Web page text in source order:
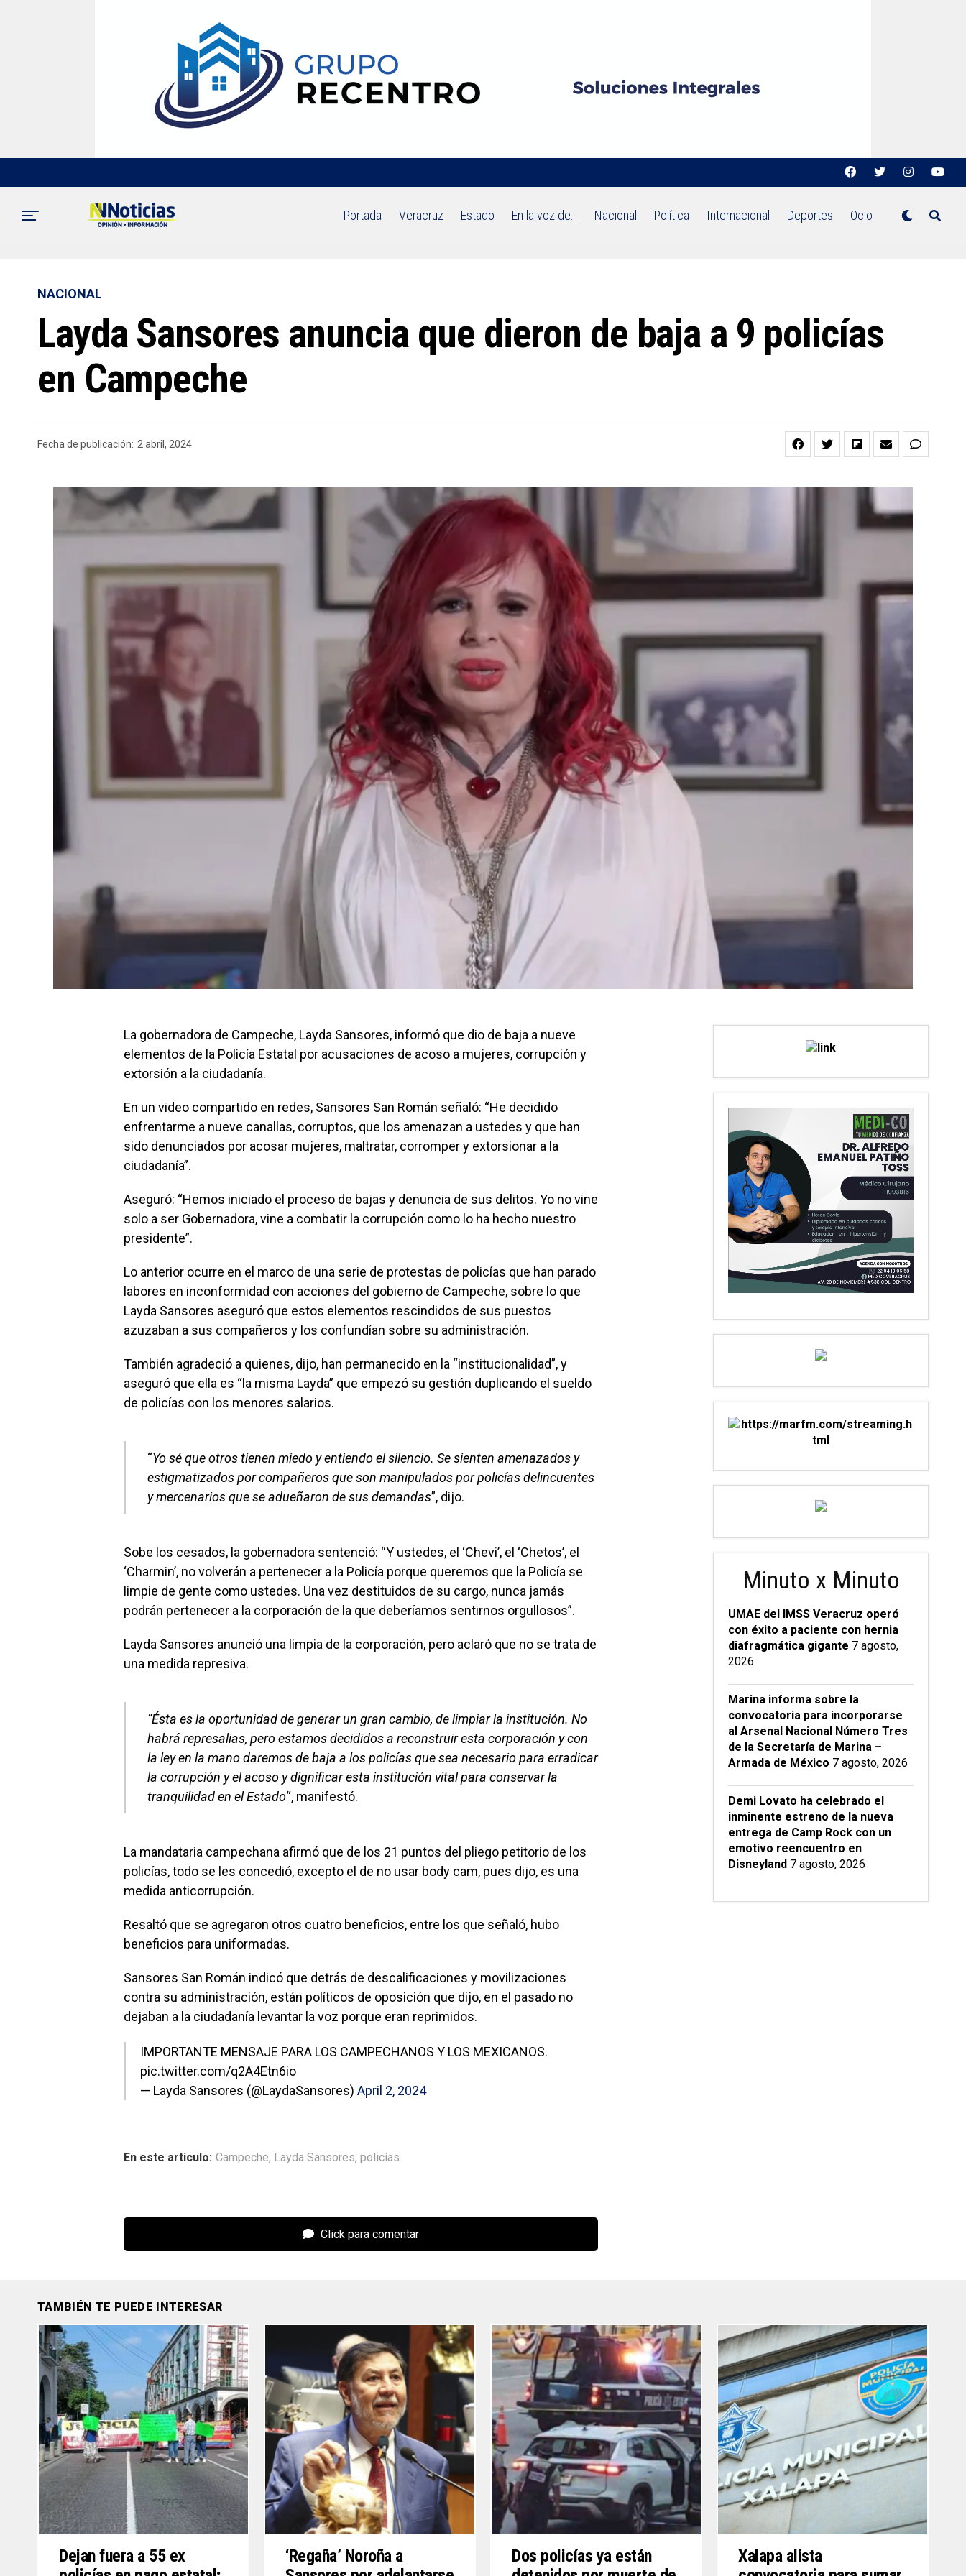
Portada Veracruz Estado En la voz de… Nacional Política Internacional Deportes Ocio
NACIONAL
Layda Sansores anuncia que dieron de baja a 9 policías
en Campeche
Fecha de publicación: 2 abril, 2024
La gobernadora de Campeche, Layda Sansores, informó que dio de baja a nueve
elementos de la Policía Estatal por acusaciones de acoso a mujeres, corrupción y
extorsión a la ciudadanía.
En un video compartido en redes, Sansores San Román señaló: “He decidido
enfrentarme a nueve canallas, corruptos, que los amenazan a ustedes y que han
sido denunciados por acosar mujeres, maltratar, corromper y extorsionar a la
ciudadanía”.
Aseguró: “Hemos iniciado el proceso de bajas y denuncia de sus delitos. Yo no vine
solo a ser Gobernadora, vine a combatir la corrupción como lo ha hecho nuestro
presidente”.
Lo anterior ocurre en el marco de una serie de protestas de policías que han parado
labores en inconformidad con acciones del gobierno de Campeche, sobre lo que
Layda Sansores aseguró que estos elementos rescindidos de sus puestos
azuzaban a sus compañeros y los confundían sobre su administración.
También agradeció a quienes, dijo, han permanecido en la “institucionalidad”, y
aseguró que ella es “la misma Layda” que empezó su gestión duplicando el sueldo
de policías con los menores salarios.
“Yo sé que otros tienen miedo y entiendo el silencio. Se sienten amenazados y
estigmatizados por compañeros que son manipulados por policías delincuentes
y mercenarios que se adueñaron de sus demandas”, dijo.
Sobe los cesados, la gobernadora sentenció: “Y ustedes, el ‘Chevi’, el ‘Chetos’, el
‘Charmin’, no volverán a pertenecer a la Policía porque queremos que la Policía se
limpie de gente como ustedes. Una vez destituidos de su cargo, nunca jamás
podrán pertenecer a la corporación de la que deberíamos sentirnos orgullosos”.
Layda Sansores anunció una limpia de la corporación, pero aclaró que no se trata de
una medida represiva.
“Ésta es la oportunidad de generar un gran cambio, de limpiar la institución. No
habrá represalias, pero estamos decididos a reconstruir esta corporación y con
la ley en la mano daremos de baja a los policías que sea necesario para erradicar
la corrupción y el acoso y dignificar esta institución vital para conservar la
tranquilidad en el Estado“, manifestó.
La mandataria campechana afirmó que de los 21 puntos del pliego petitorio de los
policías, todo se les concedió, excepto el de no usar body cam, pues dijo, es una
medida anticorrupción.
Resaltó que se agregaron otros cuatro beneficios, entre los que señaló, hubo
beneficios para uniformadas.
Sansores San Román indicó que detrás de descalificaciones y movilizaciones
contra su administración, están políticos de oposición que dijo, en el pasado no
dejaban a la ciudadanía levantar la voz porque eran reprimidos.
IMPORTANTE MENSAJE PARA LOS CAMPECHANOS Y LOS MEXICANOS.
pic.twitter.com/q2A4Etn6io
— Layda Sansores (@LaydaSansores) April 2, 2024
En este articulo: Campeche, Layda Sansores, policías
Click para comentar
Minuto x Minuto
UMAE del IMSS Veracruz operó
con éxito a paciente con hernia
diafragmática gigante 7 agosto,
2026
Marina informa sobre la
convocatoria para incorporarse
al Arsenal Nacional Número Tres
de la Secretaría de Marina –
Armada de México 7 agosto, 2026
Demi Lovato ha celebrado el
inminente estreno de la nueva
entrega de Camp Rock con un
emotivo reencuentro en
Disneyland 7 agosto, 2026
TAMBIÉN TE PUEDE INTERESAR
Dejan fuera a 55 ex
‘Regaña’ Noroña a
Dos policías ya están
Xalapa alista